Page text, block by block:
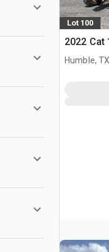
Lot 100
2022
Humble,